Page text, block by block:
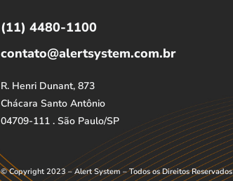
(11) 4480-1100
contato@alertsystem.com.br
R. Henri Dunant, 873
Chácara Santo Antônio
04709-111 . São Paulo/SP
© Copyright 2023 – Alert System – Todos os Direitos Reservados